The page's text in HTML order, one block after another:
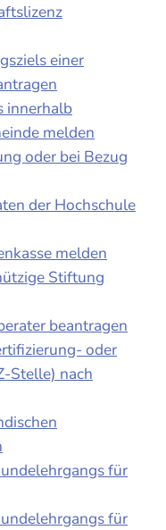
einer
innerhalb
melden
oder bei Bezug
der Hochschule
melden
Stiftung
beantragen
oder
Stelle) nach
für
für